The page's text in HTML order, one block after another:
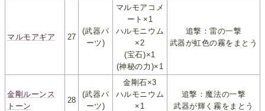
マルモアギア 27
(武器パ
ーツ)
マルモアコメ
ート×1
ハルモニウム
×2
(宝石)×1
(神秘の力)×1
追撃：雷の一撃
武器が虹色の霧をまとう
金剛ルーンス
トーン
28
(武器パ
ーツ)
金剛石×3
ハルモニウム
×1
追撃：魔法の一撃
武器が輝く霧をまとう